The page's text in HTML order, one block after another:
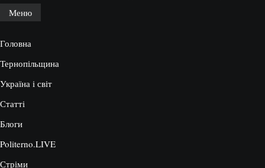
Меню
Головна
Тернопільщина
Україна і світ
Статті
Блоги
Politerno.LIVE
Стріми